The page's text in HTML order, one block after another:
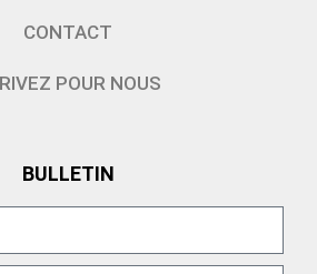
CONTACT
POUR NOUS
BULLETIN